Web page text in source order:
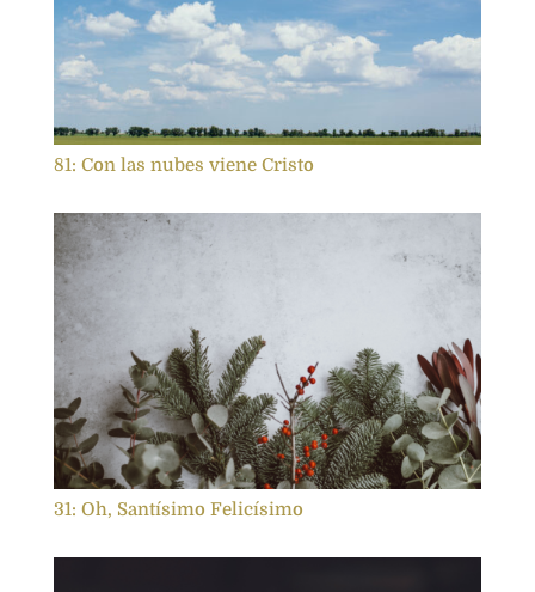
81: Con las nubes viene Cristo
31: Oh, Santísimo Felicísimo